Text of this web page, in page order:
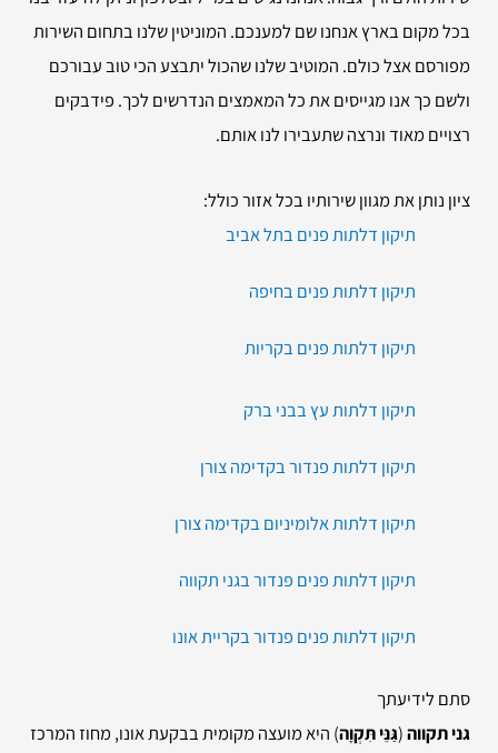
בכל מקום בארץ אנחנו שם למענכם. המוניטין שלנו בתחום השירות
מפורסם אצל כולם. המוטיב שלנו שהכול יתבצע הכי טוב עבורכם
ולשם כך אנו מגייסים את כל המאמצים הנדרשים לכך. פידבקים
רצויים מאוד ונרצה שתעבירו לנו אותם.
ציון נותן את מגוון שירותיו בכל אזור כולל:
תיקון דלתות פנים בתל אביב
תיקון דלתות פנים בחיפה
תיקון דלתות פנים בקריות
תיקון דלתות עץ בבני ברק
תיקון דלתות פנדור בקדימה צורן
תיקון דלתות אלומיניום בקדימה צורן
תיקון דלתות פנים פנדור בגני תקווה
תיקון דלתות פנים פנדור בקריית אונו
סתם לידיעתך
גני תקווה(גַּנֵּי תִּקְוָה) היא מועצה מקומית בבקעת אונו, מחוז המרכז